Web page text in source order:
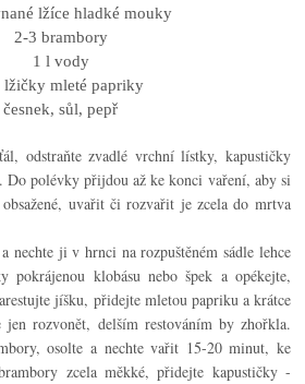
lžíce hladké mouky
2-3 brambory
1 l vody
lžičky mleté papriky
česnek, sůl, pepř
odstraňte zvadlé vrchní lístky, kapustičky
Do polévky přijdou až ke konci vaření, aby si
uvařit či rozvařit je zcela do mrtva
nechte ji v hrnci na rozpuštěném sádle lehce
pokrájenou klobásu nebo špek a opékejte,
jíšku, přidejte mletou papriku a krátce
jen rozvonět, delším restováním by zhořkla.
osolte a nechte vařit 15-20 minut, ke
zcela měkké, přidejte kapustičky -